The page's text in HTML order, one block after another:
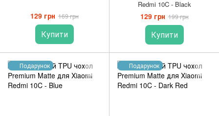
129 грн 169 грн
Купити
Redmi 10C - Black
129 грн 199 грн
Купити
Подарунок Подарунок